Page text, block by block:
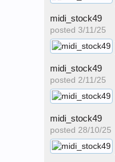
midi_stock49
posted 3/11/25
midi_stock49
posted 2/11/25
midi_stock49
posted 28/10/25